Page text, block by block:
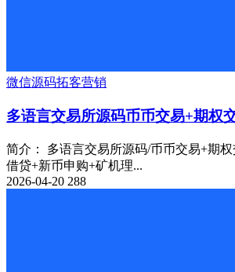
微信源码拓客营销
多语言交易所源码币币交易+期权
简介： 多语言交易所源码/币币交易+期
借贷+新币申购+矿机理...
2026-04-20 288